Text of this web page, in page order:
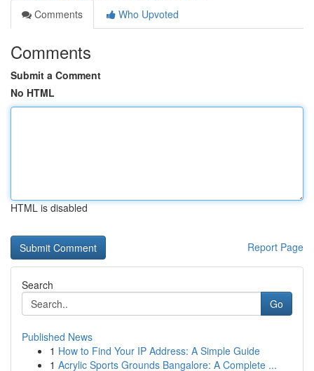
Comments
Who Upvoted
Comments
Submit a Comment
No HTML
HTML is disabled
Report Page
Search
Go
Published News
1 How to Find Your IP Address: A Simple Guide
1 Acrylic Sports Grounds Bangalore: A Complete ...